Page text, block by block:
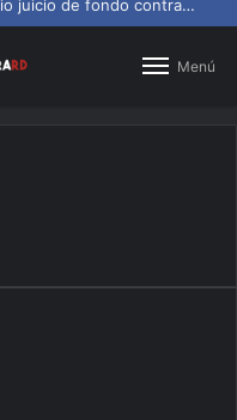
Tribunal aplaza para el 15 de junio juicio de fondo contra Jean Alain
Menú